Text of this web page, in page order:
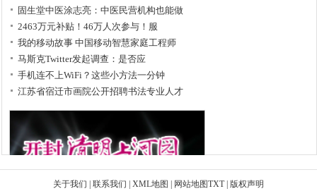
固生堂中医涂志亮：中医民营机构也能做
2463万元补贴！46万人次参与！服
我的移动故事 中国移动智慧家庭工程师
马斯克Twitter发起调查：是否应
手机连不上WiFi？这些小方法一分钟
江苏省宿迁市画院公开招聘书法专业人才
关于我们 联系我们 XML地图 网站地图TXT| 版权声明